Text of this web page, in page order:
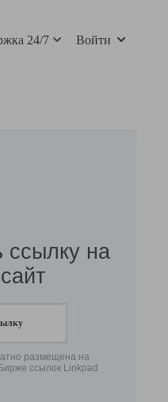
24/7 Войти
ссылку на
размещена на
ссылок Linkpad